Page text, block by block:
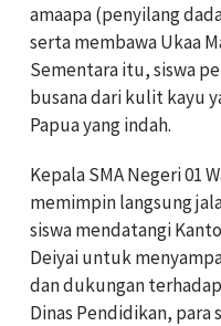
amaapa (penyilang
serta membawa Ukaa
Sementara itu, siswa
busana dari kulit kayu
Papua yang indah.
Kepala SMA Negeri 01
memimpin langsung
siswa mendatangi
Deiyai untuk
dan dukungan
Dinas Pendidikan, para